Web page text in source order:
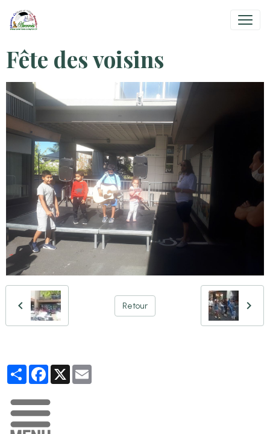
Fête des voisins
Retour
PartagerFacebook
X